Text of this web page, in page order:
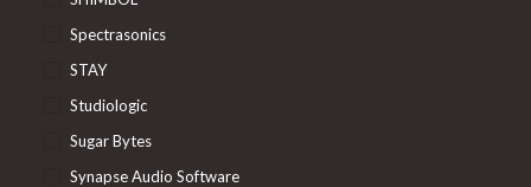
Spectrasonics
STAY
Studiologic
Sugar Bytes
Synapse Audio Software